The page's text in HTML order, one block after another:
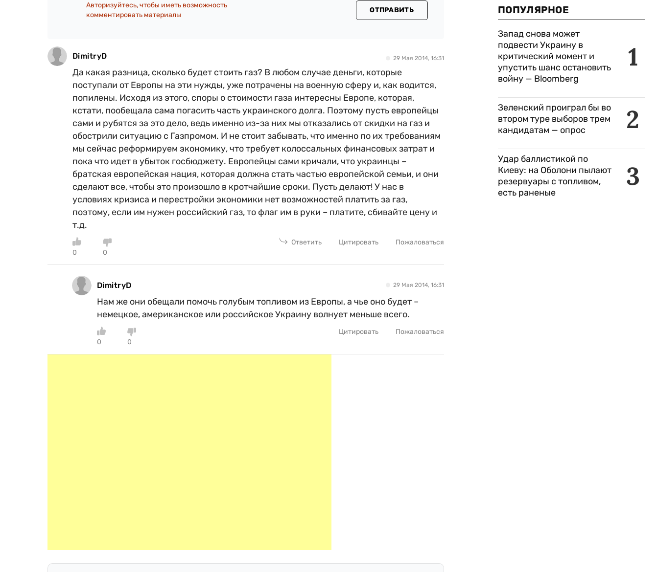
Авторизуйтесь, чтобы иметь возможность
комментировать материалы
ОТПРАВИТЬ
DimitryD 29 Мая 2014, 16:31
Да какая разница, сколько будет стоить газ? В любом случае деньги, которые
поступали от Европы на эти нужды, уже потрачены на военную сферу и, как водится,
попилены. Исходя из этого, споры о стоимости газа интересны Европе, которая,
кстати, пообещала сама погасить часть украинского долга. Поэтому пусть европейцы
сами и рубятся за это дело, ведь именно из-за них мы отказались от скидки на газ и
обострили ситуацию с Газпромом. И не стоит забывать, что именно по их требованиям
мы сейчас реформируем экономику, что требует колоссальных финансовых затрат и
пока что идет в убыток госбюджету. Европейцы сами кричали, что украинцы –
братская европейская нация, которая должна стать частью европейской семьи, и они
сделают все, чтобы это произошло в кротчайшие сроки. Пусть делают! У нас в
условиях кризиса и перестройки экономики нет возможностей платить за газ,
поэтому, если им нужен российский газ, то флаг им в руки – платите, сбивайте цену и
т.д.
0 0
Ответить Цитировать Пожаловаться
DimitryD 29 Мая 2014, 16:31
Нам же они обещали помочь голубым топливом из Европы, а чье оно будет –
немецкое, американское или российское Украину волнует меньше всего.
0 0
Цитировать Пожаловаться
ПОПУЛЯРНОЕ
1
Запад снова может
подвести Украину в
критический момент и
упустить шанс остановить
войну — Bloomberg
2
Зеленский проиграл бы во
втором туре выборов трем
кандидатам — опрос
3
Удар баллистикой по
Киеву: на Оболони пылают
резервуары с топливом,
есть раненые